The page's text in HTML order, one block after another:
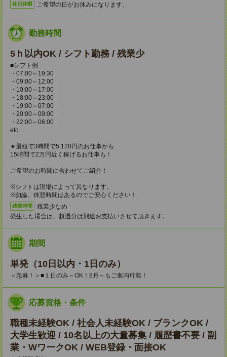
休日休暇 ご希望の日がお休みになります。
勤務時間
5ｈ以内OK / シフト勤務 / 残業少
■シフト例
・07:00～19:30
・09:00～12:00
・10:00～17:00
・18:00～23:00
・19:00～07:00
・20:00～09:00
・22:00～06:00
etc
★最短で3時間で5,120円のお仕事から
15時間で2万円近く稼げるお仕事も！
ご希望のお時間に合わせてご紹介！
※シフトは現場によって異なります。
※勿論、休憩時間はあるのでご安心ください！
残業時間
残業少なめ
発生した場合は、超過分は別途お支払いさせて頂きます。
期間
単発（10日以内・1日のみ）
＜急募！＞■１日のみ～OK！8月～もご案内可能！
応募資格・条件
職種未経験OK / 社会人未経験OK / ブランクOK /
大学生歓迎 / 10名以上の大量募集 / 履歴書不要 / 副
業・WワークOK / WEB登録・面接OK